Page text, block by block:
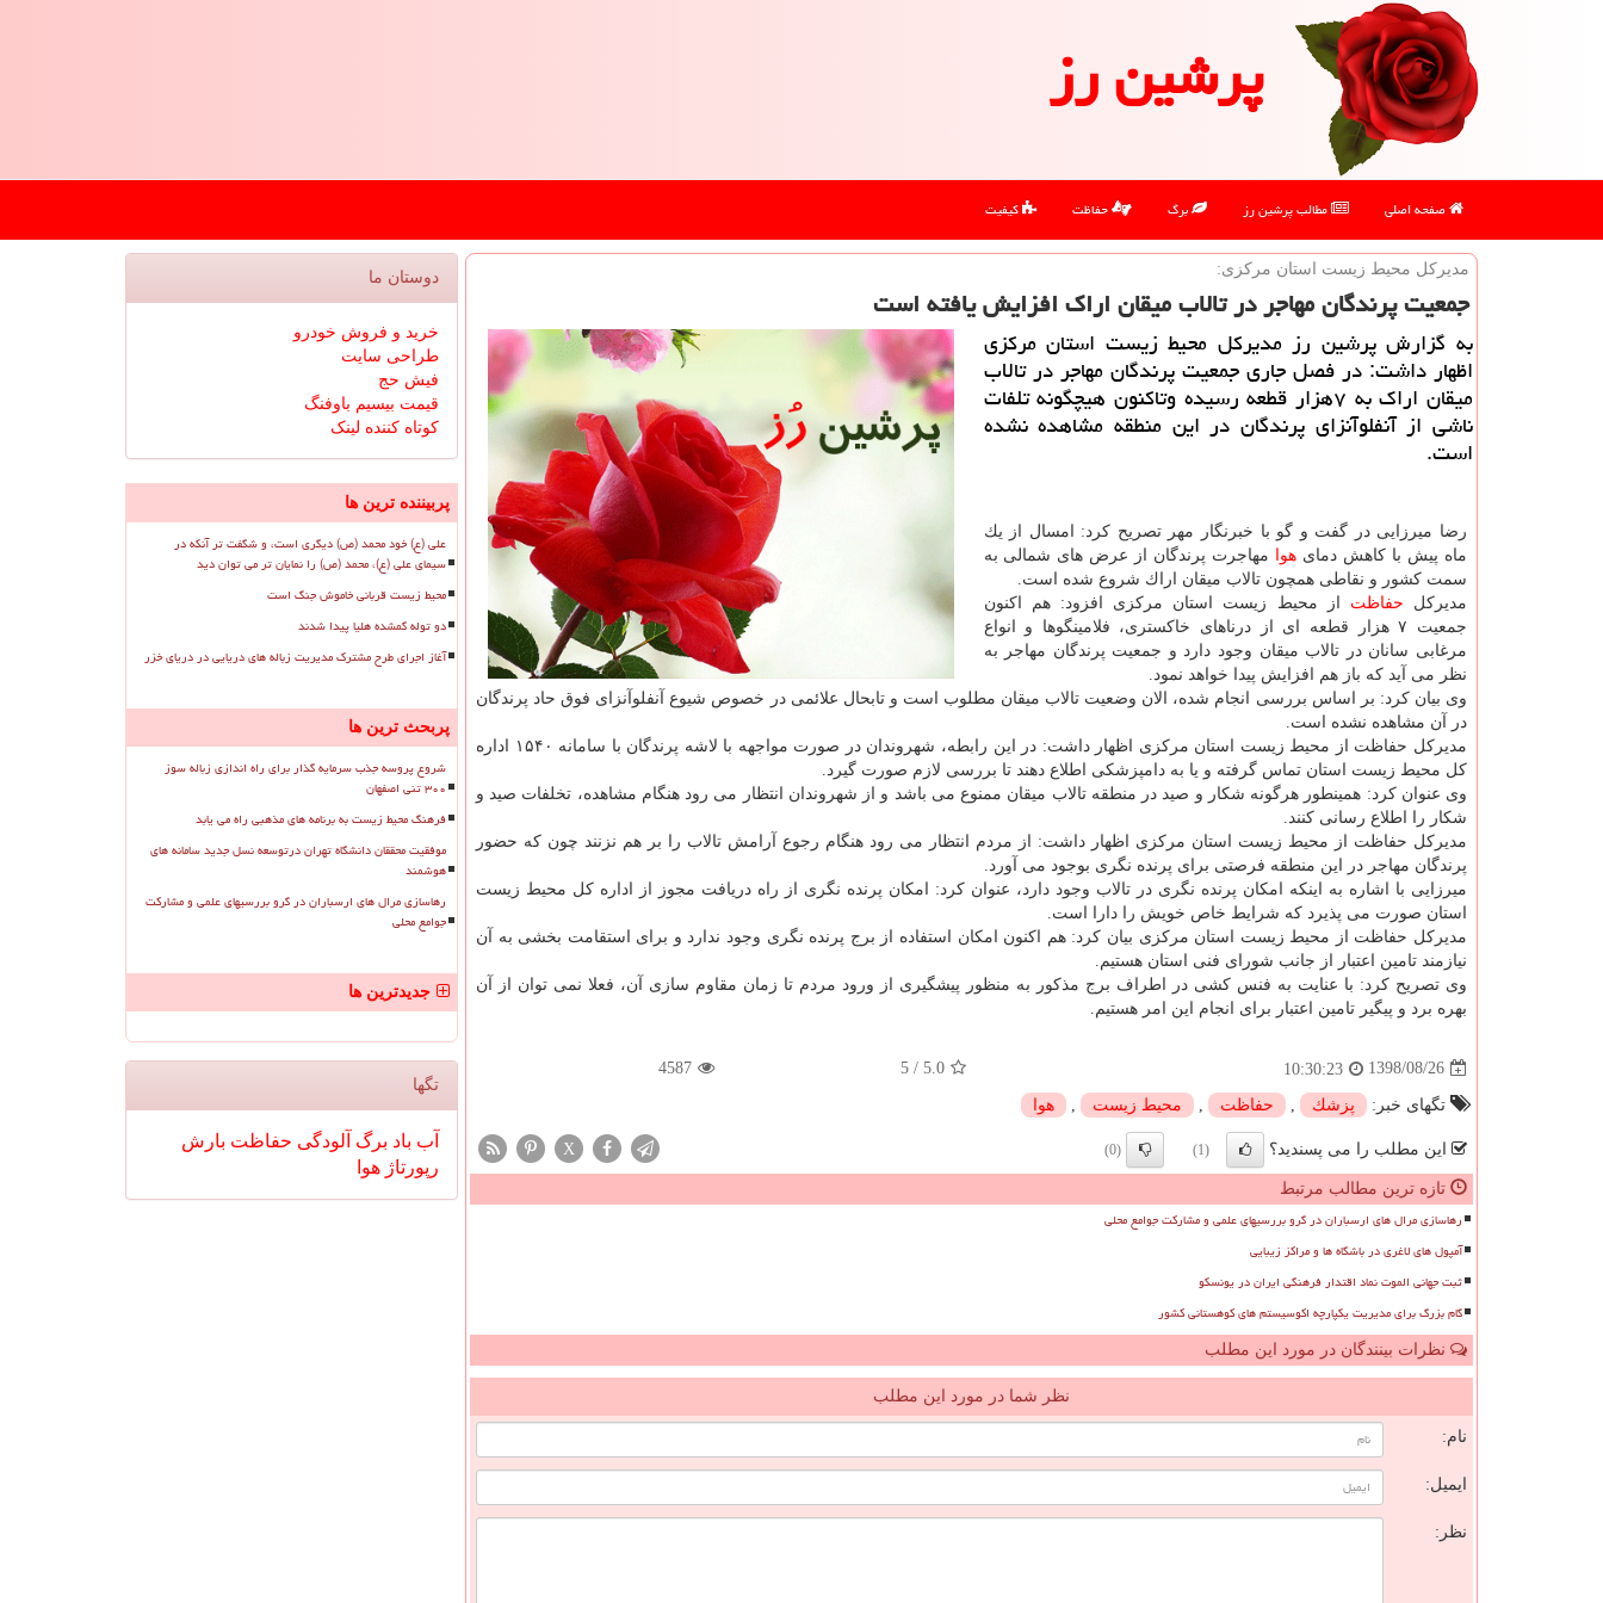
پرشین رز
صفحه اصلی مطالب پرشین رز برگ حفاظت کیفیت
مدیركل محیط زیست استان مركزی:
جمعیت پرندگان مهاجر در تالاب میقان اراك افزایش یافته است
به گزارش پرشین رز مدیركل محیط زیست استان مركزی
اظهار داشت: در فصل جاری جمعیت پرندگان مهاجر در تالاب
میقان اراك به ۷هزار قطعه رسیده وتاكنون هیچگونه تلفات
ناشی از آنفلوآنزای پرندگان در این منطقه مشاهده نشده
است.
رضا میرزایی در گفت و گو با خبرنگار مهر تصریح كرد: امسال از یك
ماه پیش با كاهش دمای هوا
مهاجرت پرندگان از عرض های شمالی به
سمت كشور و نقاطی همچون تالاب میقان اراك شروع شده است.
مدیركل حفاظت از محیط زیست استان مركزی افزود: هم اكنون
جمعیت ۷ هزار قطعه ای از درناهای خاكستری، فلامینگوها و انواع
مرغابی سانان در تالاب میقان وجود دارد و جمعیت پرندگان مهاجر به
نظر می آید كه باز هم افزایش پیدا خواهد نمود.
وی بیان كرد: بر اساس بررسی انجام شده، الان وضعیت تالاب میقان مطلوب است و تابحال علائمی در خصوص شیوع آنفلوآنزای فوق حاد پرندگان
در آن مشاهده نشده است.
مدیركل حفاظت از محیط زیست استان مركزی اظهار داشت: در این رابطه، شهروندان در صورت مواجهه با لاشه پرندگان با سامانه ۱۵۴۰ اداره
كل محیط زیست استان تماس گرفته و یا به دامپزشكی اطلاع دهند تا بررسی لازم صورت گیرد.
وی عنوان كرد: همینطور هرگونه شكار و صید در منطقه تالاب میقان ممنوع می باشد و از شهروندان انتظار می رود هنگام مشاهده، تخلفات صید و
شكار را اطلاع رسانی كنند.
مدیركل حفاظت از محیط زیست استان مركزی اظهار داشت: از مردم انتظار می رود هنگام رجوع آرامش تالاب را بر هم نزنند چون كه حضور
پرندگان مهاجر در این منطقه فرصتی برای پرنده نگری بوجود می آورد.
میرزایی با اشاره به اینكه امكان پرنده نگری در تالاب وجود دارد، عنوان كرد: امكان پرنده نگری از راه دریافت مجوز از اداره كل محیط زیست
استان صورت می پذیرد كه شرایط خاص خویش را دارا است.
مدیركل حفاظت از محیط زیست استان مركزی بیان كرد: هم اكنون امكان استفاده از برج پرنده نگری وجود ندارد و برای استقامت بخشی به آن
نیازمند تامین اعتبار از جانب شورای فنی استان هستیم.
وی تصریح كرد: با عنایت به فنس كشی در اطراف برج مذكور به منظور پیشگیری از ورود مردم تا زمان مقاوم سازی آن، فعلا نمی توان از آن
بهره برد و پیگیر تامین اعتبار برای انجام این امر هستیم.
1398/08/26
10:30:23
5.0
/
5
4587
تگهای خبر: پزشك حفاظت محیط زیست هوا
این مطلب را می پسندید؟ (1)
(0)
X
تازه ترین مطالب مرتبط
رهاسازی مرال های ارسباران در گرو بررسیهای علمی و مشارکت جوامع محلی
آمپول های لاغری در باشگاه ها و مراکز زیبایی
ثبت جهانی الموت نماد اقتدار فرهنگی ایران در یونسکو
گام بزرگ برای مدیریت یکپارچه اکوسیستم های کوهستانی کشور
نظرات بینندگان در مورد این مطلب
نظر شما در مورد این مطلب
نام:
ایمیل:
نظر:
دوستان ما
خرید و فروش خودرو
طراحی سایت
فیش حج
قیمت بیسیم باوفنگ
کوتاه کننده لینک
پربیننده ترین ها
علی (ع) خود محمد (ص) دیگری است، و شگفت تر آنکه در
سیمای علی (ع)، محمد (ص) را نمایان تر می توان دید
محیط زیست قربانی خاموش جنگ است
دو توله گمشده هلیا پیدا شدند
آغاز اجرای طرح مشترک مدیریت زباله های دریایی در دریای خزر
پربحث ترین ها
شروع پروسه جذب سرمایه گذار برای راه اندازی زباله سوز
۳۰۰ تنی اصفهان
فرهنگ محیط زیست به برنامه های مذهبی راه می یابد
موفقیت محققان دانشگاه تهران درتوسعه نسل جدید سامانه های
هوشمند
رهاسازی مرال های ارسباران در گرو بررسیهای علمی و مشارکت
جوامع محلی
جدیدترین ها
تگها
آب باد برگ آلودگی حفاظت بارش
رپورتاژ هوا